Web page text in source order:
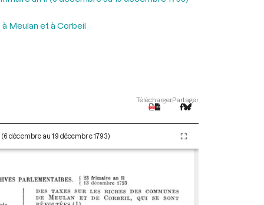
Meulan et à Corbeil
TéléchargerPartager
décembre au 19 décembre 1793)